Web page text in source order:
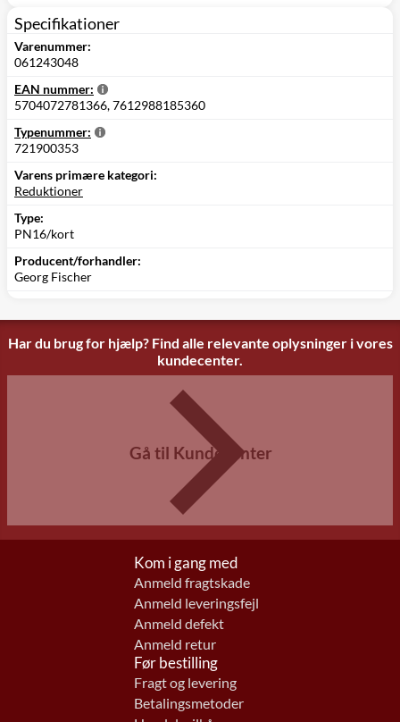
Specifikationer
Varenummer:
061243048
EAN nummer:
5704072781366, 7612988185360
Typenummer:
721900353
Varens primære kategori:
Reduktioner
Type:
PN16/kort
Producent/forhandler:
Georg Fischer
Har du brug for hjælp? Find alle relevante oplysninger i vores
kundecenter.
Gå til Kundecenter
Kom i gang med
Anmeld fragtskade
Anmeld leveringsfejl
Anmeld defekt
Anmeld retur
Før bestilling
Fragt og levering
Betalingsmetoder